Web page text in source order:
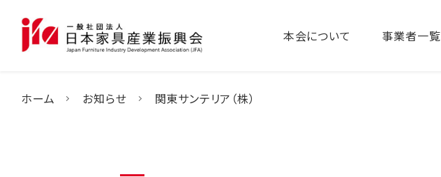
本会について 事業者一覧
ホーム お知らせ 関東サンテリア（株）